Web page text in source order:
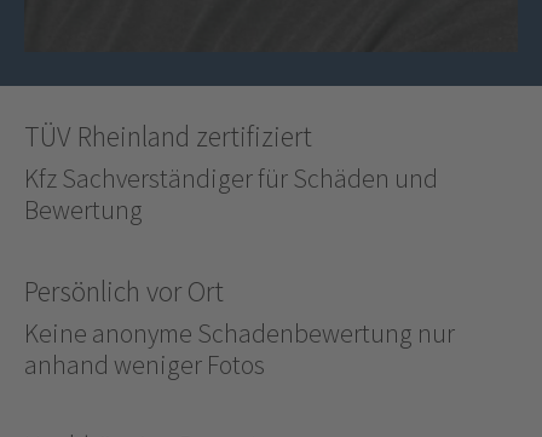
TÜV Rheinland zertifiziert
Kfz Sachverständiger für Schäden und
Bewertung
Persönlich vor Ort
Keine anonyme Schadenbewertung nur
anhand weniger Fotos